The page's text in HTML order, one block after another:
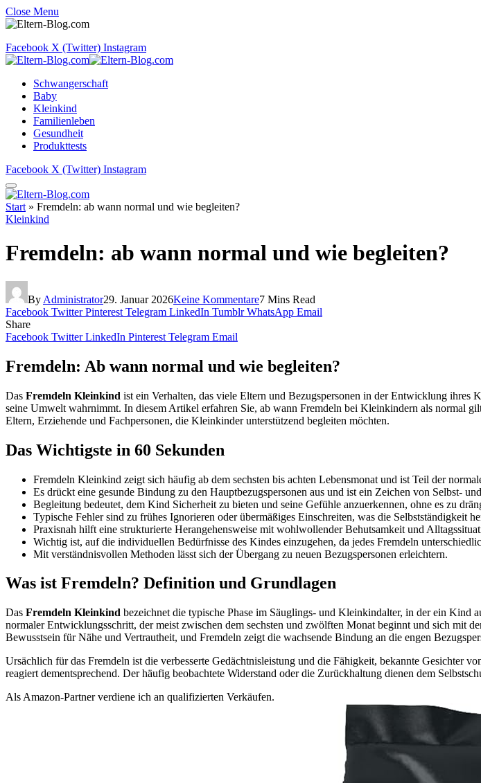
Close Menu
Facebook X (Twitter) Instagram
Schwangerschaft
Baby
Kleinkind
Familienleben
Gesundheit
Produkttests
Facebook X (Twitter) Instagram
Start » Fremdeln: ab wann normal und wie begleiten?
Kleinkind
Fremdeln: ab wann normal und wie begleiten?
By Administrator29. Januar 2026Keine Kommentare7 Mins Read
Facebook Twitter Pinterest Telegram LinkedIn Tumblr WhatsApp Email
Share
Facebook Twitter LinkedIn Pinterest Telegram Email
Fremdeln: Ab wann normal und wie begleiten?
Das Fremdeln Kleinkind ist ein Verhalten, das viele Eltern und Bezugspersonen in der Entwicklung
seine Umwelt wahrnimmt. In diesem Artikel erfahren Sie, ab wann Fremdeln bei Kleinkindern als normal
Eltern, Erziehende und Fachpersonen, die Kleinkinder unterstützend begleiten möchten.
Das Wichtigste in 60 Sekunden
Fremdeln Kleinkind zeigt sich häufig ab dem sechsten bis achten Lebensmonat und ist Teil der
Es drückt eine gesunde Bindung zu den Hauptbezugspersonen aus und ist ein Zeichen von Selbst-
Begleitung bedeutet, dem Kind Sicherheit zu bieten und seine Gefühle anzuerkennen, ohne es zu
Typische Fehler sind zu frühes Ignorieren oder übermäßiges Einschreiten, was die Selbstständigkeit
Praxisnah hilft eine strukturierte Herangehensweise mit wohlwollender Behutsamkeit und
Wichtig ist, auf die individuellen Bedürfnisse des Kindes einzugehen, da jedes Fremdeln
Mit verständnisvollen Methoden lässt sich der Übergang zu neuen Bezugspersonen erleichtern.
Was ist Fremdeln? Definition und Grundlagen
Das Fremdeln Kleinkind bezeichnet die typische Phase im Säuglings- und Kleinkindalter, in der ein Kind
normaler Entwicklungsschritt, der meist zwischen dem sechsten und zwölften Monat beginnt und sich mit
Bewusstsein für Nähe und Vertrautheit, und Fremdeln zeigt die wachsende Bindung an die engen
Ursächlich für das Fremdeln ist die verbesserte Gedächtnisleistung und die Fähigkeit, bekannte Gesichter
reagiert dementsprechend. Der häufig beobachtete Widerstand oder die Zurückhaltung dienen dem
Als Amazon-Partner verdiene ich an qualifizierten Verkäufen.